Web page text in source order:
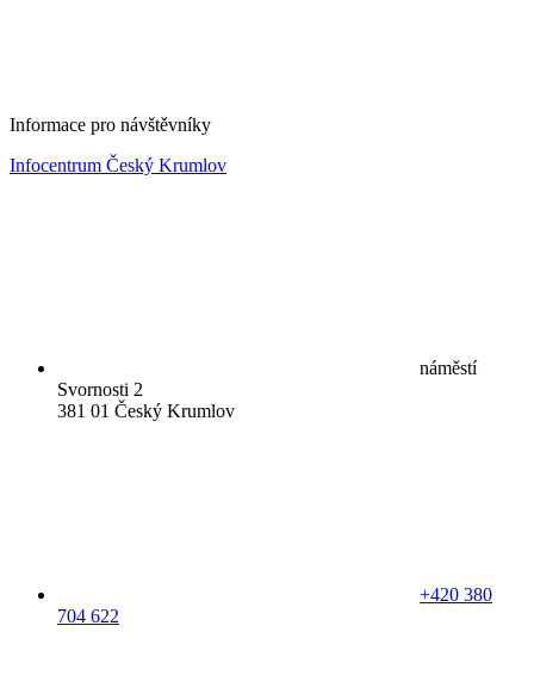
Informace pro návštěvníky
Infocentrum Český Krumlov
náměstí
Svornosti 2
381 01 Český Krumlov
+420 380
704 622